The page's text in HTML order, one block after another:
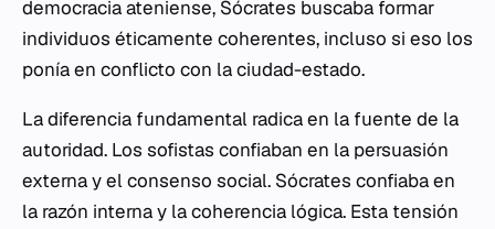
democracia ateniense, Sócrates buscaba formar
individuos éticamente coherentes, incluso si eso los
ponía en conflicto con la ciudad-estado.
La diferencia fundamental radica en la fuente de la
autoridad. Los sofistas confiaban en la persuasión
externa y el consenso social. Sócrates confiaba en
la razón interna y la coherencia lógica. Esta tensión